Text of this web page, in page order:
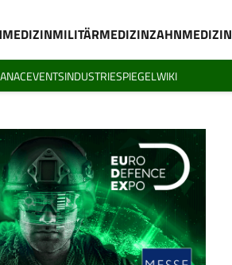
MILITÄRMEDIZINZAHNMEDIZIN
EVENTSINDUSTRIESPIEGELWIKI